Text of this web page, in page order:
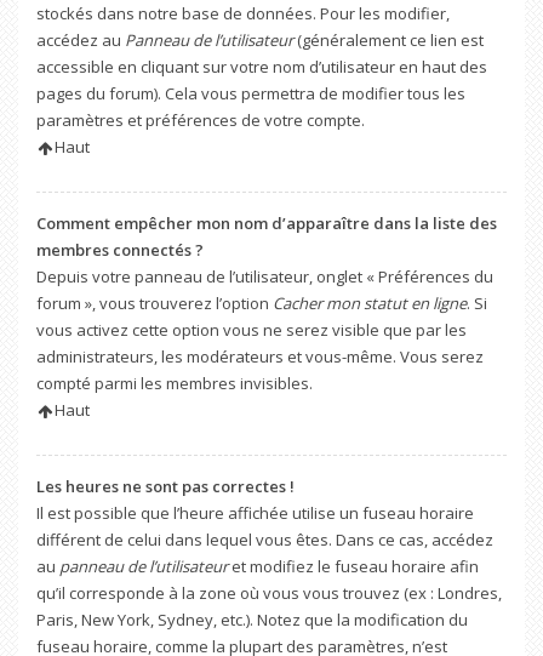
stockés dans notre base de données. Pour les modifier,
accédez au Panneau de l’utilisateur(généralement ce lien est
accessible en cliquant sur votre nom d’utilisateur en haut des
pages du forum). Cela vous permettra de modifier tous les
paramètres et préférences de votre compte.
Haut
Comment empêcher mon nom d’apparaître dans la liste des
membres connectés ?
Depuis votre panneau de l’utilisateur, onglet « Préférences du
forum », vous trouverez l’option Cacher mon statut en ligne. Si
vous activez cette option vous ne serez visible que par les
administrateurs, les modérateurs et vous-même. Vous serez
compté parmi les membres invisibles.
Haut
Les heures ne sont pas correctes !
Il est possible que l’heure affichée utilise un fuseau horaire
différent de celui dans lequel vous êtes. Dans ce cas, accédez
au panneau de l’utilisateuret modifiez le fuseau horaire afin
qu’il corresponde à la zone où vous vous trouvez (ex : Londres,
Paris, New York, Sydney, etc.). Notez que la modification du
fuseau horaire, comme la plupart des paramètres, n’est